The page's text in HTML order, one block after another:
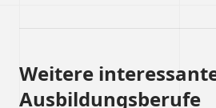
Weitere
Ausbildungsberufe